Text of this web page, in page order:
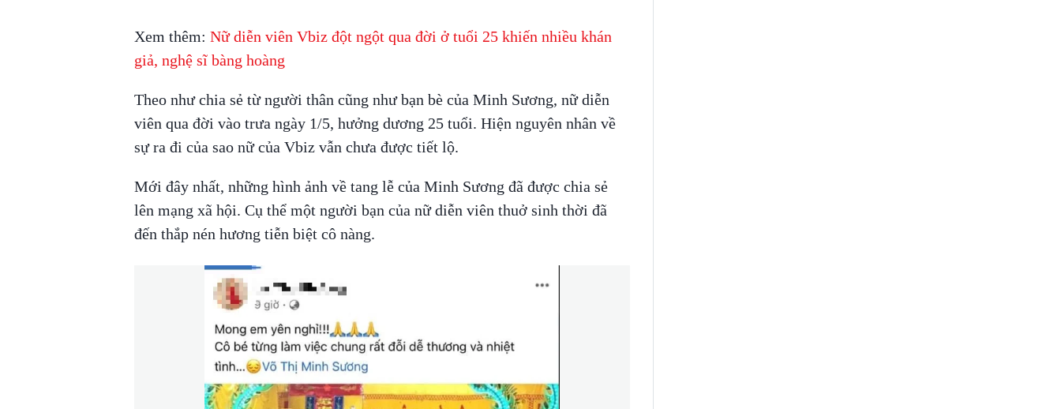
Xem thêm: Nữ diễn viên Vbiz đột ngột qua đời ở tuổi 25 khiến nhiều khán
giả, nghệ sĩ bàng hoàng
Theo như chia sẻ từ người thân cũng như bạn bè của Minh Sương, nữ diễn
viên qua đời vào trưa ngày 1/5, hưởng dương 25 tuổi. Hiện nguyên nhân về
sự ra đi của sao nữ của Vbiz vẫn chưa được tiết lộ.
Mới đây nhất, những hình ảnh về tang lễ của Minh Sương đã được chia sẻ
lên mạng xã hội. Cụ thể một người bạn của nữ diễn viên thuở sinh thời đã
đến thắp nén hương tiễn biệt cô nàng.